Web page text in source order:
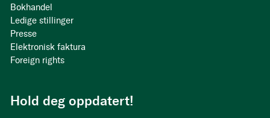
Bokhandel
Ledige stillinger
Presse
Elektronisk faktura
Foreign rights
Hold deg oppdatert!